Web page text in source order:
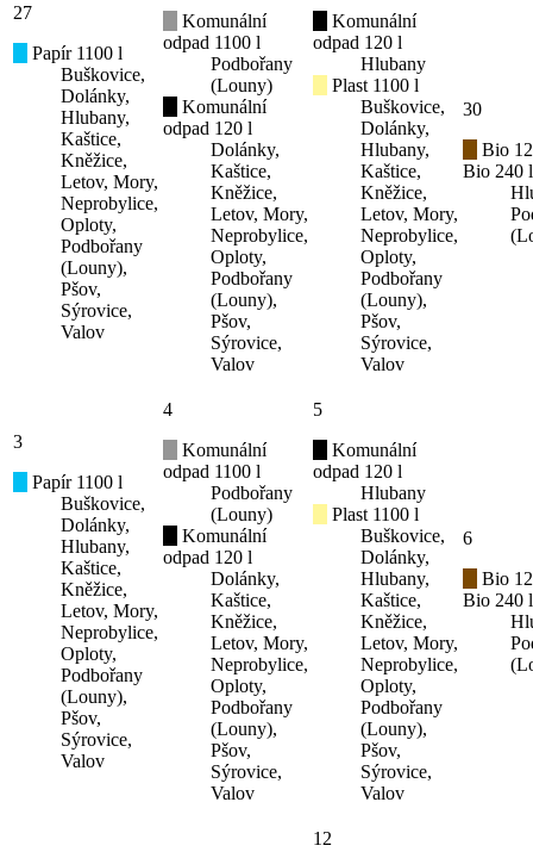
27
Papír 1100 l
Buškovice,
Dolánky,
Hlubany,
Kaštice,
Kněžice,
Letov, Mory,
Neprobylice,
Oploty,
Podbořany
(Louny),
Pšov,
Sýrovice,
Valov
Komunální
odpad 1100 l
Podbořany
(Louny)
Komunální
odpad 120 l
Dolánky,
Kaštice,
Kněžice,
Letov, Mory,
Neprobylice,
Oploty,
Podbořany
(Louny),
Pšov,
Sýrovice,
Valov
Komunální
odpad 120 l
Hlubany
Plast 1100 l
Buškovice,
Dolánky,
Hlubany,
Kaštice,
Kněžice,
Letov, Mory,
Neprobylice,
Oploty,
Podbořany
(Louny),
Pšov,
Sýrovice,
Valov
30
Bio
Bio 240 l
3
Papír 1100 l
Buškovice,
Dolánky,
Hlubany,
Kaštice,
Kněžice,
Letov, Mory,
Neprobylice,
Oploty,
Podbořany
(Louny),
Pšov,
Sýrovice,
Valov
4
Komunální
odpad 1100 l
Podbořany
(Louny)
Komunální
odpad 120 l
Dolánky,
Kaštice,
Kněžice,
Letov, Mory,
Neprobylice,
Oploty,
Podbořany
(Louny),
Pšov,
Sýrovice,
Valov
5
Komunální
odpad 120 l
Hlubany
Plast 1100 l
Buškovice,
Dolánky,
Hlubany,
Kaštice,
Kněžice,
Letov, Mory,
Neprobylice,
Oploty,
Podbořany
(Louny),
Pšov,
Sýrovice,
Valov
6
Bio
Bio 240 l
12